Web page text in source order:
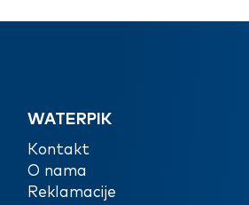
WATERPIK
Kontakt
O nama
Reklamacije